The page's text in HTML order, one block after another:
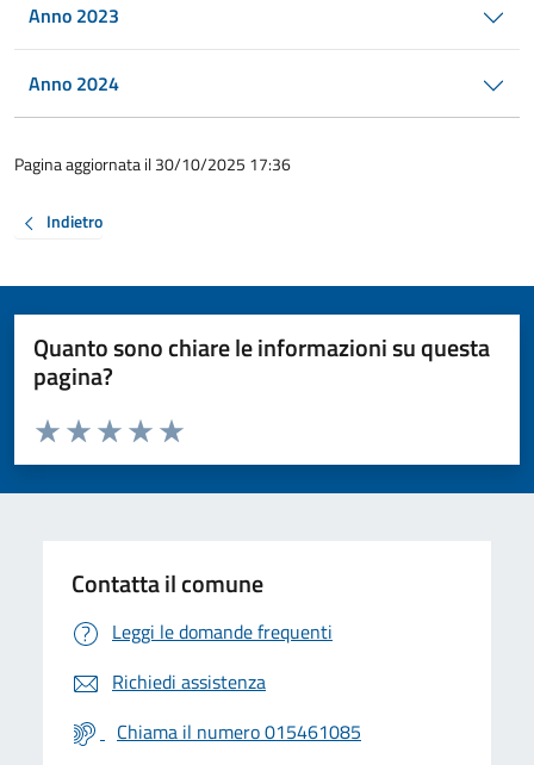
Anno 2023
Anno 2024
Pagina aggiornata il 30/10/2025 17:36
Indietro
Quanto sono chiare le informazioni su questa
pagina?
Valuta da 1 a 5 stelle la pagina
Valuta 5 stelle su 5
Valuta 4 stelle su 5
Valuta 3 stelle su 5
Valuta 2 stelle su 5
Valuta 1 stelle su 5
Contatta il comune
Leggi le domande frequenti
Richiedi assistenza
Chiama il numero 015461085